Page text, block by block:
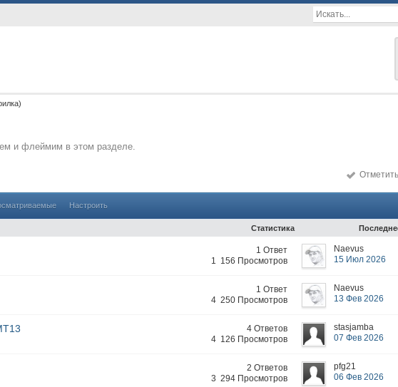
и флеймим в этом разделе.
Настроить
Статистика
1 Ответ
1 156 Просмотров
Naevus
15 Июл 2026
1 Ответ
4 250 Просмотров
Naevus
13 Фев 2026
4 Ответов
4 126 Просмотров
stasjamba
07 Фев 2026
2 Ответов
3 294 Просмотров
pfg21
06 Фев 2026